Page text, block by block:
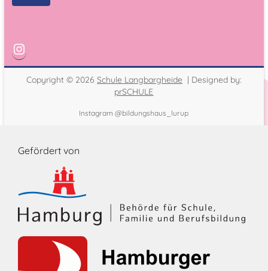
Copyright © 2026 Schule Langbargheide | Designed by:
prSCHULE
Instagram @bildungshaus_lurup
Gefördert von